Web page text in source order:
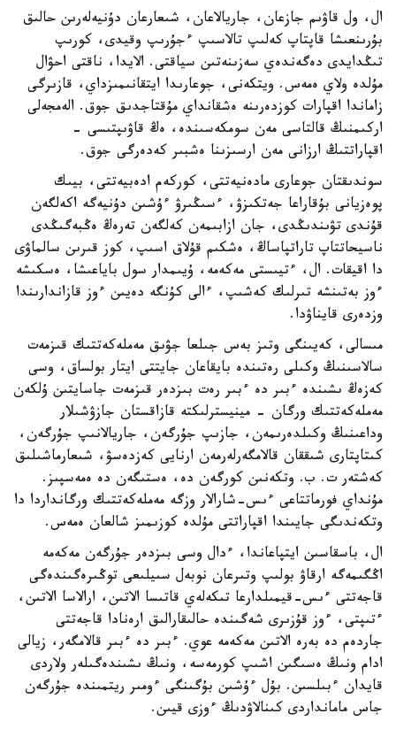
ال، ول قاۋىم جازعان، جاريالاعان، شىعارعان دۇنيەلەرىن حالىق
بۇرىنعىشا قاپتاپ كەلىپ تالاسىپ ءجۇرىپ وقيدى، كورىپ
تىڭدايدى دەگەندەي سەزىنەتىن سياقتى. الايدا، ناقتى احۋال
مۇلدە ولاي ەمەس. ويتكەنى، جوعارىدا ايتقانىمىزداي، قازىرگى
زاماندا اقپارات كوزدەرىنە ەشقانداي مۇقتاجدىق جوق. الەمجەلى
اركىمنىڭ قالتاسى مەن سومكەسىندە، ەڭ قاۋىپتىسى -
اقپاراتتىڭ ارزانى مەن ارسىزىنا ەشبىر كەدەرگى جوق.
سوندىقتان جوعارى مادەنيەتتى، كوركەم ادەبيەتتى، بيىك
پوەزيانى بۇقاراعا جەتكىزۋ، ءسىڭىرۋ ءۇشىن دۇنيەگە اكەلگەن
قۇندى تۋىندىڭدى، جان ازابىمەن كەلگەن تەرەڭ ەڭبەگىڭدى
ناسيحاتتاپ تاراتپاساڭ، ەشكىم قۇلاق اسىپ، كوز قىرىن سالماۋى
دا اقيقات. ال، ءتيىستى مەكەمە، ۇيىمدار سول باياعىشا، ەسكىشە
ءوز بەتىنشە تىرلىك كەشىپ، ءالى كۇنگە دەيىن ءوز قازاندارىندا
وزدەرى قايناۋدا.
مىسالى، كەيىنگى وتىز بەس جىلعا جۋىق مەملەكەتتىك قىزمەت
سالاسىنىڭ وكىلى رەتىندە بايقاعان جايتتى ايتار بولساق، وسى
كەزەڭ ىشىندە ءبىر دە ءبىر رەت بىزدەر قىزمەت جاسايتىن ۇلكەن
مەملەكەتتىك ورگان - مينيسترلىكتە قازاقستان جازۋشىلار
وداعىنىڭ وكىلدەرىمەن، جازىپ جۇرگەن، جاريالانىپ جۇرگەن،
كىتاپتارى شىققان قالامگەرلەرمەن ارنايى كەزدەسۋ، شىعارماشىلىق
كەشتەر ت. ب. وتكەنىن كورگەن دە، ەستىگەن دە ەمەسپىز.
مۇنداي فورماتتاعى ءىس-شارالار وزگە مەملەكەتتىك ورگانداردا دا
وتكەندىگى جايىندا اقپاراتتى مۇلدە كوزىمىز شالعان ەمەس.
ال، باسقاسىن ايتپاعاندا، ءدال وسى بىزدەر جۇرگەن مەكەمە
اڭگىمەگە ارقاۋ بولىپ وتىرعان نوبەل سىيلىعى توڭىرەگىندەگى
قاجەتتى ءىس-قيمىلدارعا تىكەلەي قاتىسا الاتىن، ارالاسا الاتىن،
ءتىپتى، ءوز قۇزىرى شەگىندە حالىقارالىق ارەنادا قاجەتتى
جاردەم دە بەرە الاتىن مەكەمە عوي. ءبىر دە ءبىر قالامگەر، زيالى
ادام ونىڭ ەسىگىن اشىپ كورمەسە، ونىڭ ىشىندەگىلەر ولاردى
قايدان ءبىلسىن. بۇل ءۇشىن بۇگىنگى ءومىر ريتمىندە جۇرگەن
جاس مامانداردى كىنالاۋدىڭ ءوزى قيىن.